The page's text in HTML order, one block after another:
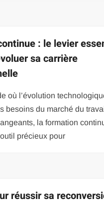
: le levier
sa carrière
où l’évolution
besoins du marché du
la formation
précieux pour
réussir sa